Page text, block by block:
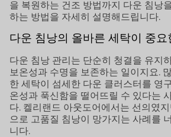
을 복원하는 건조 방법까지 다운 침낭
하는 방법을 자세히 설명해드립니다.
다운 침낭의 올바른 세탁이 중요
다운 침낭 관리는 단순히 청결을 유지
보온성과 수명을 보존하는 일이지요.
한 세탁이 섬세한 다운 클러스터를 영
온성과 푹신함을 떨어뜨릴 수 있다는
다. 켈리랜드 아웃도어에서는 선의였
으로 고품질 침낭이 망가지는 사례를
니다.